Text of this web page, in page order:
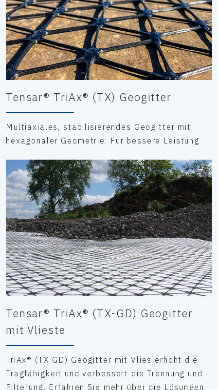
Tensar® TriAx® (TX) Geogitter
Multiaxiales, stabilisierendes Geogitter mit
hexagonaler Geometrie: Für bessere Leistung
Tensar® TriAx® (TX-GD) Geogitter
mit Vlieste
TriAx® (TX-GD) Geogitter mit Vlies erhöht die
Tragfähigkeit und verbessert die Trennung und
Filterung. Erfahren Sie mehr über die Lösungen